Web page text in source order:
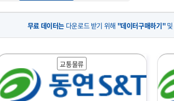
무료 데이터는 다운로드 받기 위해 "데이터구매하기"및
교통물류